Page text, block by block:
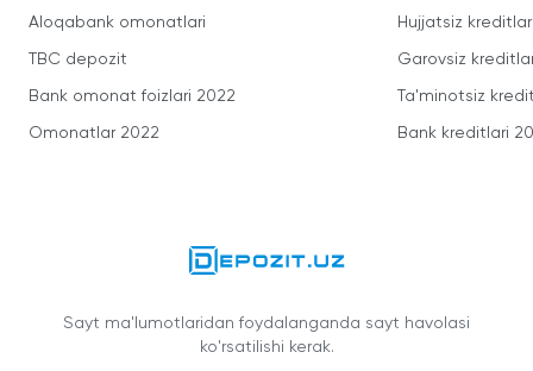
Aloqabank omonatlari
TBC depozit
Bank omonat foizlari 2022
Omonatlar 2022
Hujjatsiz kreditlar
Garovsiz
Ta'minotsiz
Bank kreditlari
Sayt ma'lumotlaridan foydalanganda sayt havolasi
ko'rsatilishi kerak.